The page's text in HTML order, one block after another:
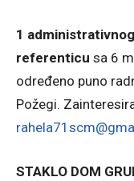
1
referenticu sa 6
određeno puno
Požegi.
STAKLO DOM